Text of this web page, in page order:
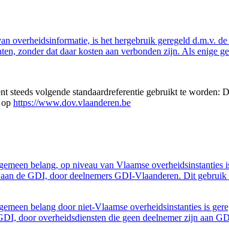
overheidsinformatie, is het hergebruik geregeld d.m.v.
zonder dat daar kosten aan verbonden zijn. Als enige
volgende standaardreferentie gebruikt te worden:
https://www.dov.vlaanderen.be
belang, op niveau van Vlaamse
de GDI, door deelnemers GDI-Vlaanderen. Dit gebruik
belang door niet-Vlaamse overheidsinstanties is
door overheidsdiensten die geen deelnemer zijn aan